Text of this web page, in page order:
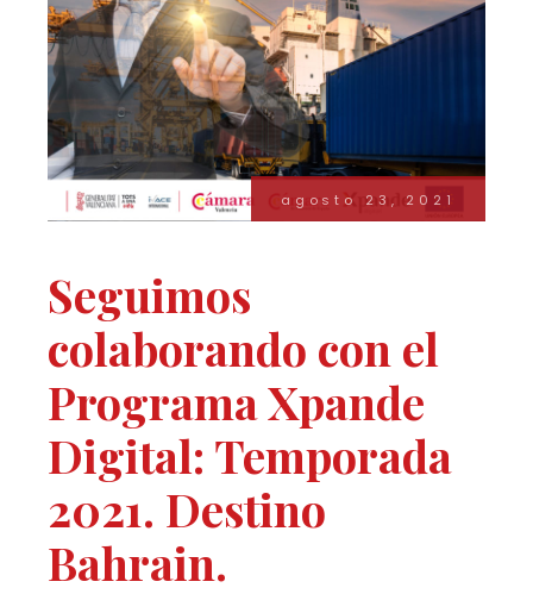
agosto 23, 2021
Seguimos
colaborando con el
Programa Xpande
Digital: Temporada
2021. Destino
Bahrain.